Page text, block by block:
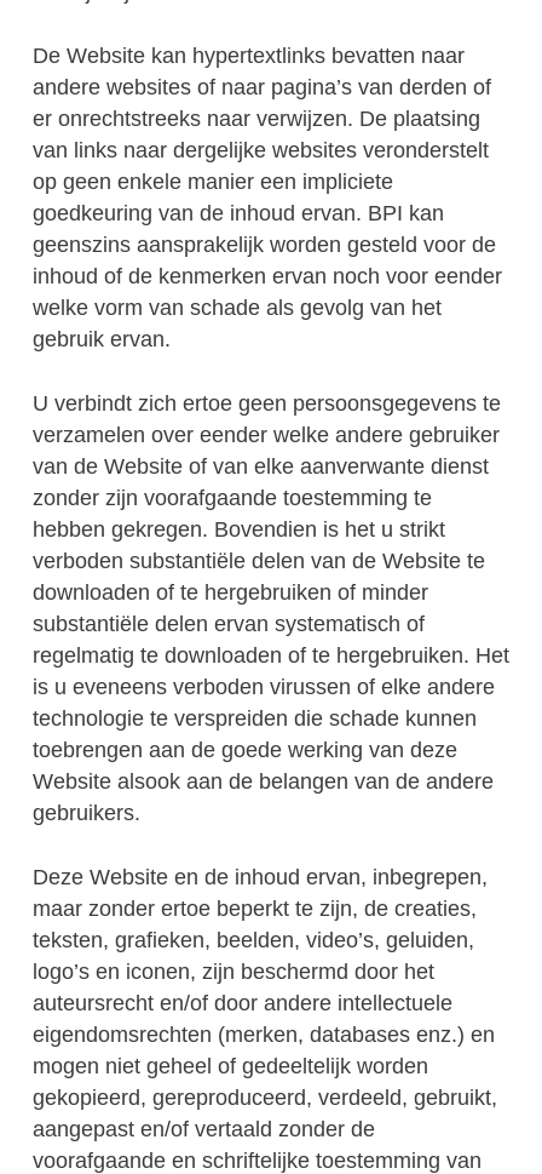
De Website kan hypertextlinks bevatten naar
andere websites of naar pagina’s van derden of
er onrechtstreeks naar verwijzen. De plaatsing
van links naar dergelijke websites veronderstelt
op geen enkele manier een impliciete
goedkeuring van de inhoud ervan. BPI kan
geenszins aansprakelijk worden gesteld voor de
inhoud of de kenmerken ervan noch voor eender
welke vorm van schade als gevolg van het
gebruik ervan.
U verbindt zich ertoe geen persoonsgegevens te
verzamelen over eender welke andere gebruiker
van de Website of van elke aanverwante dienst
zonder zijn voorafgaande toestemming te
hebben gekregen. Bovendien is het u strikt
verboden substantiële delen van de Website te
downloaden of te hergebruiken of minder
substantiële delen ervan systematisch of
regelmatig te downloaden of te hergebruiken. Het
is u eveneens verboden virussen of elke andere
technologie te verspreiden die schade kunnen
toebrengen aan de goede werking van deze
Website alsook aan de belangen van de andere
gebruikers.
Deze Website en de inhoud ervan, inbegrepen,
maar zonder ertoe beperkt te zijn, de creaties,
teksten, grafieken, beelden, video’s, geluiden,
logo’s en iconen, zijn beschermd door het
auteursrecht en/of door andere intellectuele
eigendomsrechten (merken, databases enz.) en
mogen niet geheel of gedeeltelijk worden
gekopieerd, gereproduceerd, verdeeld, gebruikt,
aangepast en/of vertaald zonder de
voorafgaande en schriftelijke toestemming van